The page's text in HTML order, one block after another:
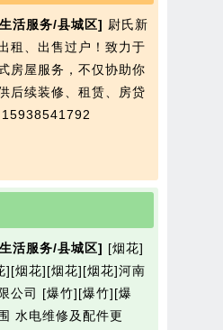
活服务/县城区] 尉氏新
租、出售过户！致力于
房屋服务，不仅协助你
后续装修、租赁、房贷
15938541792
活服务/县城区] [烟花]
][烟花][烟花][烟花]河南
公司 [爆竹][爆竹][爆
水电维修及配件更